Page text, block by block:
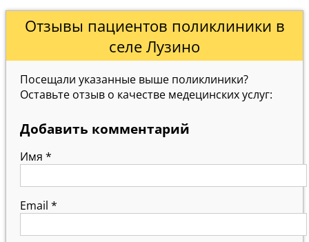
Отзывы пациентов поликлиники в
селе Лузино
Посещали указанные выше поликлиники?
Оставьте отзыв о качестве медецинских услуг:
Добавить комментарий
Имя *
Email *